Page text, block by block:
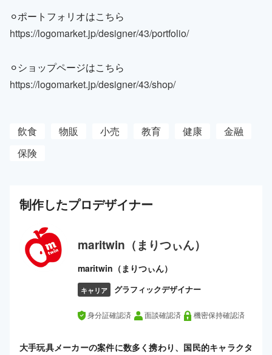
⚪︎ポートフォリオはこちら
https://logomarket.jp/designer/43/portfolio/
⚪︎ショップページはこちら
https://logomarket.jp/designer/43/shop/
飲食 物販 小売 教育 健康
金融
保険
制作したプロデザイナー
maritwin（まりつぃん）
maritwin（まりつぃん）
キャリア グラフィックデザイナー
身分証確認済 面談確認済 機密保持確認済
大手玩具メーカーの案件に数多く携わり、国民的キャラクタ